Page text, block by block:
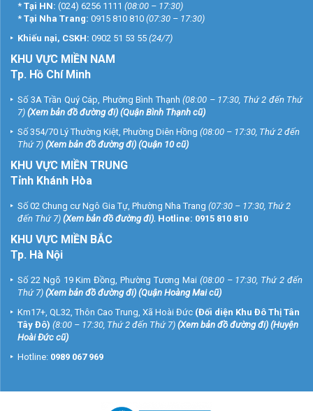
* Tại HN: (024) 6256 1111 (08:00 – 17:30)
* Tại Nha Trang: 0915 810 810 (07:30 – 17:30)
Khiếu nại, CSKH: 0902 51 53 55 (24/7)
KHU VỰC MIỀN NAM
Tp. Hồ Chí Minh
Số 3A Trần Quý Cáp, Phường Bình Thạnh (08:00 – 17:30, Thứ 2 đến Thứ
7) (Xem bản đồ đường đi) (Quận Bình Thạnh cũ)
Số 354/70 Lý Thường Kiệt, Phường Diên Hồng (08:00 – 17:30, Thứ 2 đến
Thứ 7) (Xem bản đồ đường đi) (Quận 10 cũ)
KHU VỰC MIỀN TRUNG
Tỉnh Khánh Hòa
Số 02 Chung cư Ngô Gia Tự, Phường Nha Trang (07:30 – 17:30, Thứ 2
đến Thứ 7) (Xem bản đồ đường đi). Hotline: 0915 810 810
KHU VỰC MIỀN BẮC
Tp. Hà Nội
Số 22 Ngõ 19 Kim Đồng, Phường Tương Mai (08:00 – 17:30, Thứ 2 đến
Thứ 7) (Xem bản đồ đường đi) (Quận Hoàng Mai cũ)
Km17+, QL32, Thôn Cao Trung, Xã Hoài Đức (Đối diện Khu Đô Thị Tân
Tây Đô) (8:00 – 17:30, Thứ 2 đến Thứ 7) (Xem bản đồ đường đi) (Huyện
Hoài Đức cũ)
Hotline: 0989 067 969